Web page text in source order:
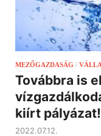
MEZŐGAZDASÁG /
Továbbra is
kiírt pályázat!
2022.07.12.